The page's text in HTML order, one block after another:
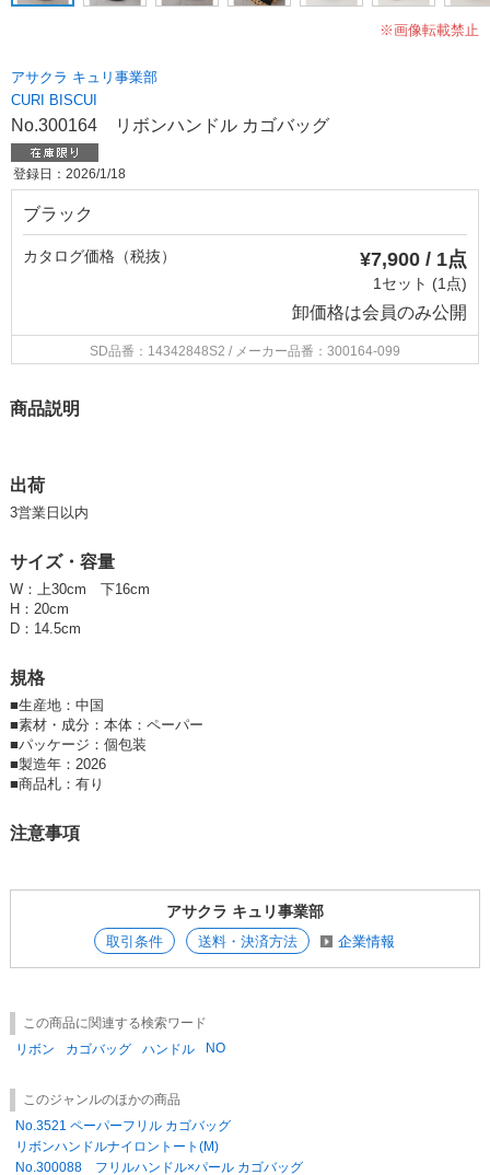
※画像転載禁止
アサクラ キュリ事業部
CURI BISCUI
No.300164 リボンハンドル カゴバッグ
登録日：2026/1/18
ブラック
カタログ価格（税抜） ¥7,900 / 1点
1セット (1点)
卸価格は会員のみ公開
SD品番：14342848S2 / メーカー品番：300164-099
商品説明
出荷
3営業日以内
サイズ・容量
W：上30cm 下16cm
H：20cm
D：14.5cm
規格
■生産地：中国
■素材・成分：本体：ペーパー
■パッケージ：個包装
■製造年：2026
■商品札：有り
注意事項
アサクラ キュリ事業部
取引条件 送料・決済方法 企業情報
この商品に関連する検索ワード
リボン
カゴバッグ ハンドル NO
このジャンルのほかの商品
No.3521 ペーパーフリル カゴバッグ
リボンハンドルナイロントート(M)
No.300088 フリルハンドル×パール カゴバッグ